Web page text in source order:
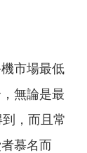
市場最低
無論是最
，而且常
慕名而